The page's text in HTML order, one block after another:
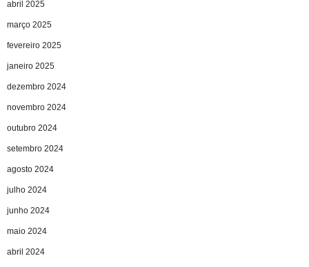
abril 2025
março 2025
fevereiro 2025
janeiro 2025
dezembro 2024
novembro 2024
outubro 2024
setembro 2024
agosto 2024
julho 2024
junho 2024
maio 2024
abril 2024